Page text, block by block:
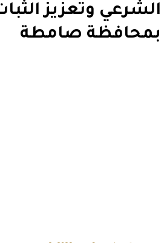
الشرعي وتعزيز
بمحافظة صامطة